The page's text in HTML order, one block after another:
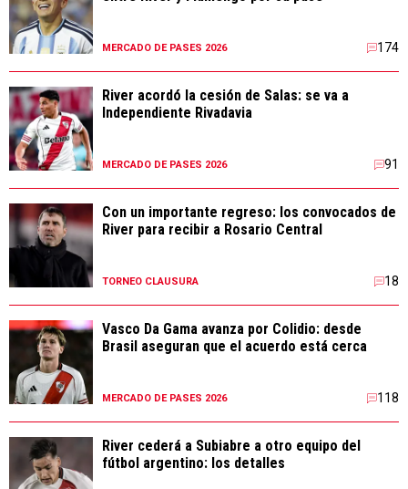
MERCADO DE PASES 2026 174
River acordó la cesión de Salas: se va a
Independiente Rivadavia
MERCADO DE PASES 2026 91
Con un importante regreso: los convocados de
River para recibir a Rosario Central
TORNEO CLAUSURA 18
Vasco Da Gama avanza por Colidio: desde
Brasil aseguran que el acuerdo está cerca
MERCADO DE PASES 2026 118
River cederá a Subiabre a otro equipo del
fútbol argentino: los detalles